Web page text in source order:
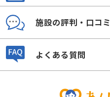
施設の評判・口コミ
よくある質問